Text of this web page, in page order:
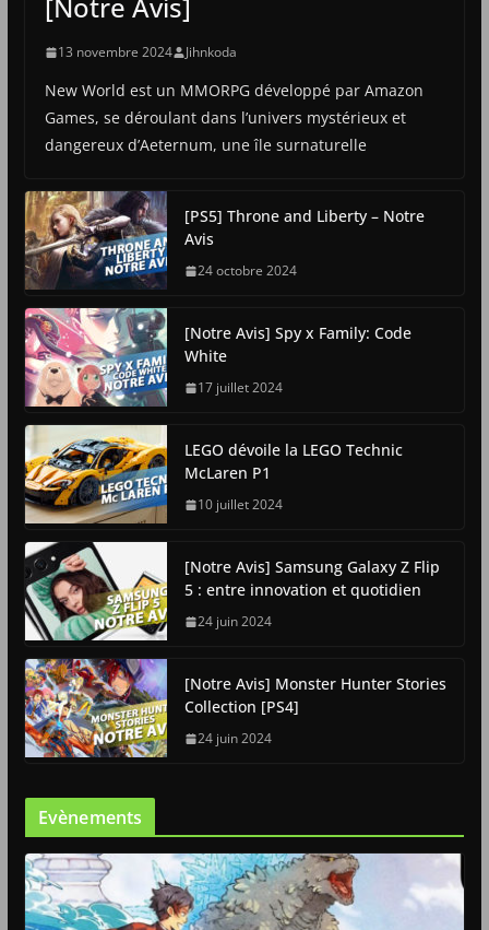
[Notre Avis]
13 novembre 2024 Jihnkoda
New World est un MMORPG développé par Amazon
Games, se déroulant dans l’univers mystérieux et
dangereux d’Aeternum, une île surnaturelle
[PS5] Throne and Liberty – Notre
Avis
24 octobre 2024
[Notre Avis] Spy x Family: Code
White
17 juillet 2024
LEGO dévoile la LEGO Technic
McLaren P1
10 juillet 2024
[Notre Avis] Samsung Galaxy Z Flip
5 : entre innovation et quotidien
24 juin 2024
[Notre Avis] Monster Hunter Stories
Collection [PS4]
24 juin 2024
Evènements